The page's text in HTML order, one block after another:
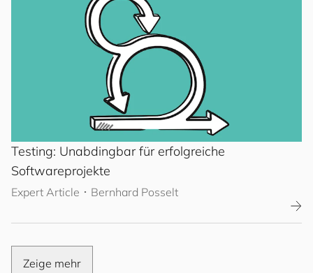
Testing: Unabdingbar für erfolgreiche
Softwareprojekte
Expert Article ･ Bernhard Posselt
Zeige mehr